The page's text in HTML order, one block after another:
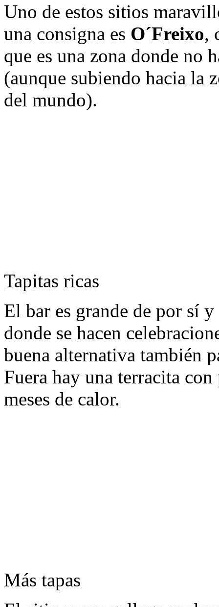
Uno de estos sitios
una consigna es O´Freixo,
que es una zona donde no
(aunque subiendo hacia la
del mundo).
Tapitas ricas
El bar es grande de por sí
donde se hacen
buena alternativa también
Fuera hay una terracita
meses de calor.
Más tapas